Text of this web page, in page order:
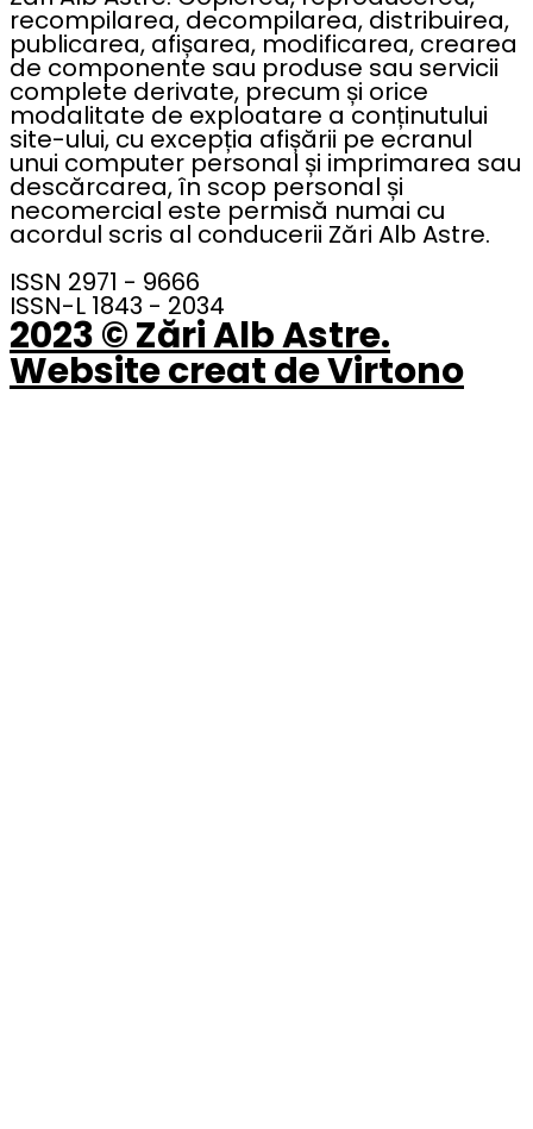
recompilarea, decompilarea, distribuirea,
publicarea, afișarea, modificarea, crearea
de componente sau produse sau servicii
complete derivate, precum și orice
modalitate de exploatare a conținutului
site-ului, cu excepția afișării pe ecranul
unui computer personal și imprimarea sau
descărcarea, în scop personal și
necomercial este permisă numai cu
acordul scris al conducerii Zări Alb Astre.
ISSN 2971 - 9666
ISSN-L 1843 - 2034
2023 © Zări Alb Astre.
Website creat de Virtono